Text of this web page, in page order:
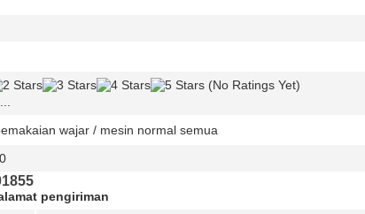
(No Ratings Yet)
wajar / mesin normal semua
pengiriman